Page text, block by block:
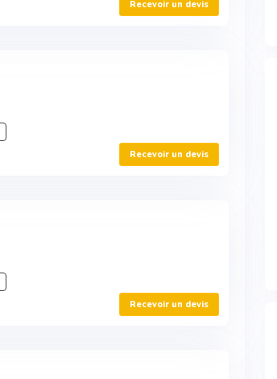
Recevoir un devis
Recevoir un devis
Recevoir un devis